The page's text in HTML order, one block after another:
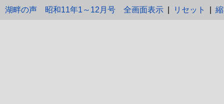
湖畔の声 昭和11年1～12月号 全画面表示 リセット